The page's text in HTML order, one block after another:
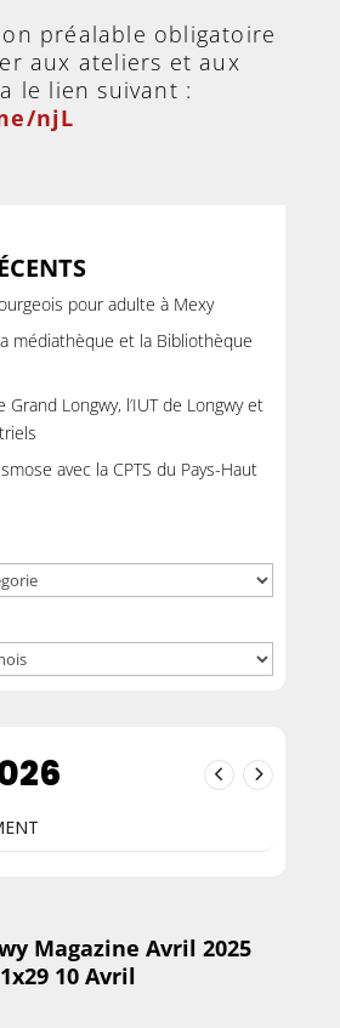
préalable obligatoire
aux ateliers et aux
le lien suivant :
njL
pour adulte à Mexy
médiathèque et la Bibliothèque
Longwy, l’IUT de Longwy et
avec la CPTS du Pays-Haut
Magazine Avril 2025
10 Avril